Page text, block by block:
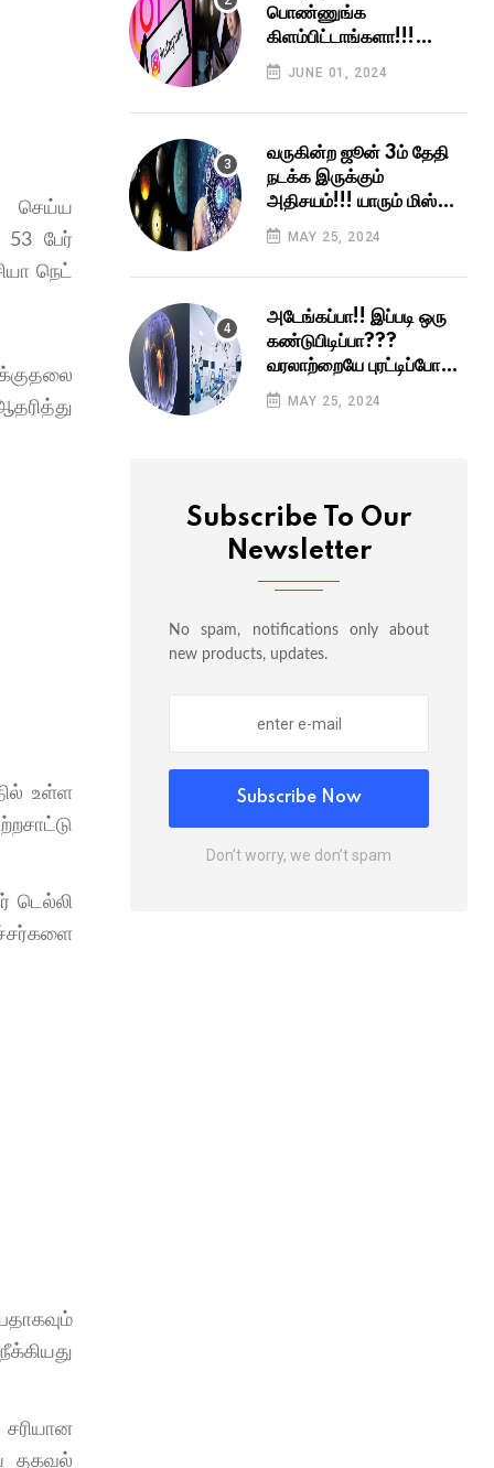
செய்ய
53 பேர்
நெட்
உள்ள
டெல்லி
சரியான
தகவல்
பொண்ணுங்க
கிளம்பிட்டாங்களா!!!
இன்ஸ்டாகிராம் பதிவினால்
வைரலான பெண்!!!
JUNE 01, 2024
வருகின்ற ஜூன் 3ம் தேதி
நடக்க இருக்கும்
அதிசயம்!!! யாரும் மிஸ்
பண்ணிடாதீங்க!!
MAY 25, 2024
அடேங்கப்பா!! இப்படி ஒரு
கண்டுபிடிப்பா???
வரலாற்றையே புரட்டிப்போடும்
அந்த கண்டுபிடிப்பு...
MAY 25, 2024
Subscribe To Our
Newsletter
No spam, notifications only about
new products, updates.
Subscribe Now
Don’t worry, we don’t spam